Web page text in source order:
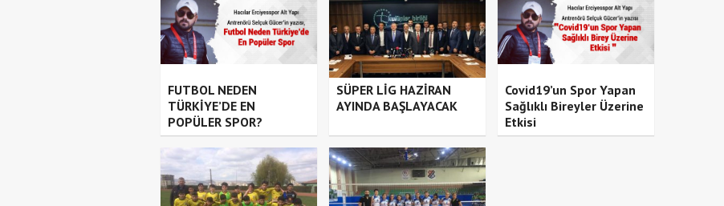
FUTBOL NEDEN
TÜRKİYE’DE EN
POPÜLER SPOR?
SÜPER LİG HAZİRAN
AYINDA BAŞLAYACAK
Covid19’un Spor Yapan
Sağlıklı Bireyler Üzerine
Etkisi